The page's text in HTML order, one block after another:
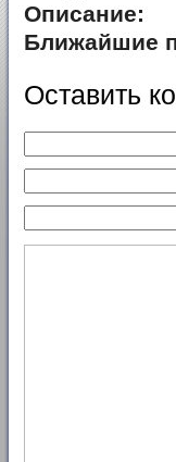
Описание:
Ближайшие
Оставить